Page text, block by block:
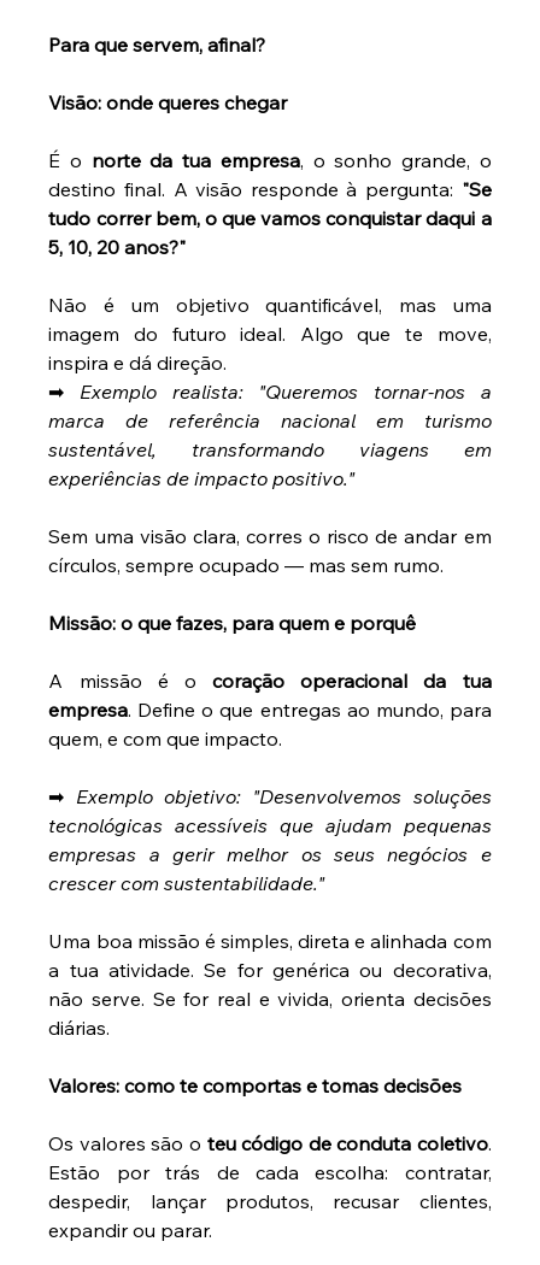
Para que servem, afinal?
Visão: onde queres chegar
É o norte da tua empresa, o sonho grande, o
destino final. A visão responde à pergunta: "Se
tudo correr bem, o que vamos conquistar daqui a
5, 10, 20 anos?"
Não é um objetivo quantificável, mas uma
imagem do futuro ideal. Algo que te move,
inspira e dá direção.
➡ Exemplo realista: "Queremos tornar-nos a
marca de referência nacional em turismo
sustentável, transformando viagens em
experiências de impacto positivo."
Sem uma visão clara, corres o risco de andar em
círculos, sempre ocupado — mas sem rumo.
Missão: o que fazes, para quem e porquê
A missão é o coração operacional da tua
empresa. Define o que entregas ao mundo, para
quem, e com que impacto.
➡ Exemplo objetivo: "Desenvolvemos soluções
tecnológicas acessíveis que ajudam pequenas
empresas a gerir melhor os seus negócios e
crescer com sustentabilidade."
Uma boa missão é simples, direta e alinhada com
a tua atividade. Se for genérica ou decorativa,
não serve. Se for real e vivida, orienta decisões
diárias.
Valores: como te comportas e tomas decisões
Os valores são o teu código de conduta coletivo.
Estão por trás de cada escolha: contratar,
despedir, lançar produtos, recusar clientes,
expandir ou parar.